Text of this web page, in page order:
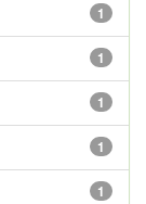
1
1
1
1
1